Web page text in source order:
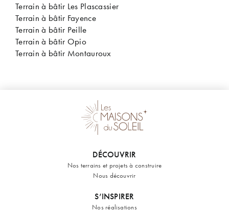
Terrain à bâtir Les Plascassier
Terrain à bâtir Fayence
Terrain à bâtir Peille
Terrain à bâtir Opio
Terrain à bâtir Montauroux
DÉCOUVRIR
Nos terrains et projets à construire
Nous découvrir
S’INSPIRER
Nos réalisations